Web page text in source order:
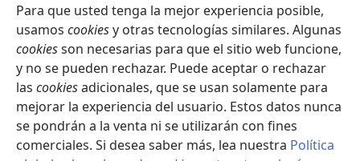
Para que usted tenga la mejor experiencia posible,
usamos cookiesy otras tecnologías similares. Algunas
cookiesson necesarias para que el sitio web funcione,
y no se pueden rechazar. Puede aceptar o rechazar
las cookiesadicionales, que se usan solamente para
mejorar la experiencia del usuario. Estos datos nunca
se pondrán a la venta ni se utilizarán con fines
comerciales. Si desea saber más, lea nuestra Política
una
nueva
ventana)
JW Hub
(abre
una
nueva
ventana)
JW Library
Watchtower Library